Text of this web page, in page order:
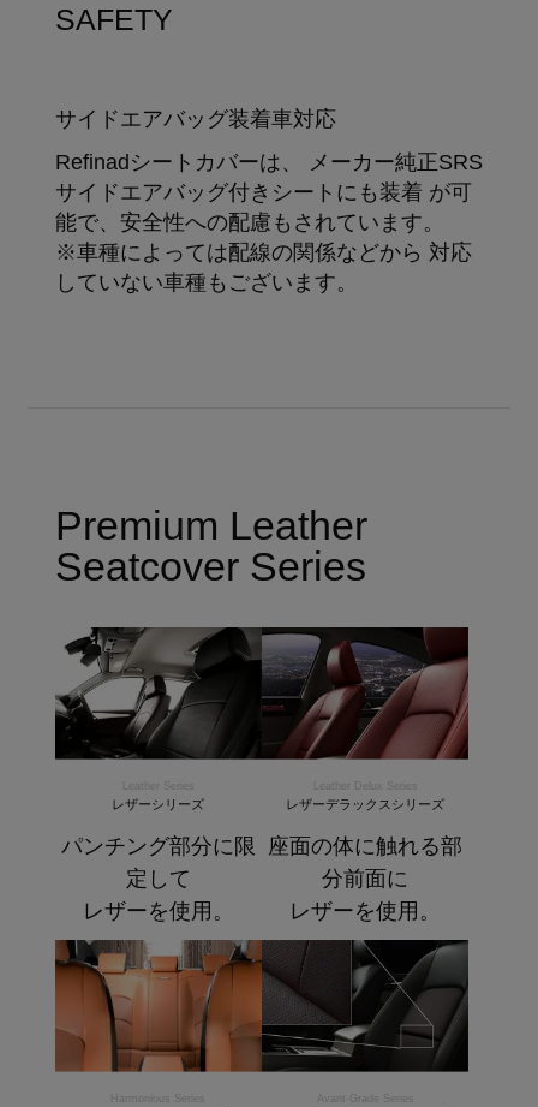
SAFETY
サイドエアバッグ装着車対応
Refinadシートカバーは、 メーカー純正SRS
サイドエアバッグ付きシートにも装着 が可
能で、安全性への配慮もされています。
※車種によっては配線の関係などから 対応
していない車種もございます。
Premium Leather
Seatcover Series
Leather Series
レザーシリーズ
パンチング部分に限
定して
レザーを使用。
Leather Delux Series
レザーデラックスシリーズ
座面の体に触れる部
分前面に
レザーを使用。
Harmonious Series Avant-Grade Series